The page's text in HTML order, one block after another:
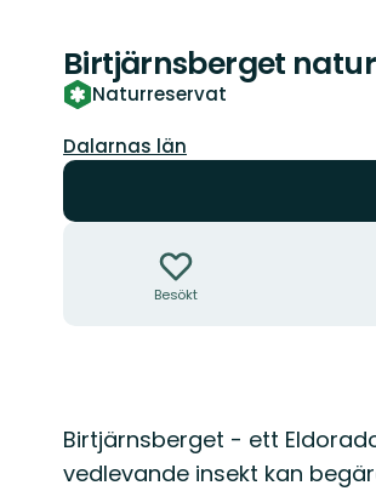
Birtjärnsberget
Naturreservat
Län:
Dalarnas län
Besökt
Beskrivning
Birtjärnsberget - ett
vedlevande insekt kan